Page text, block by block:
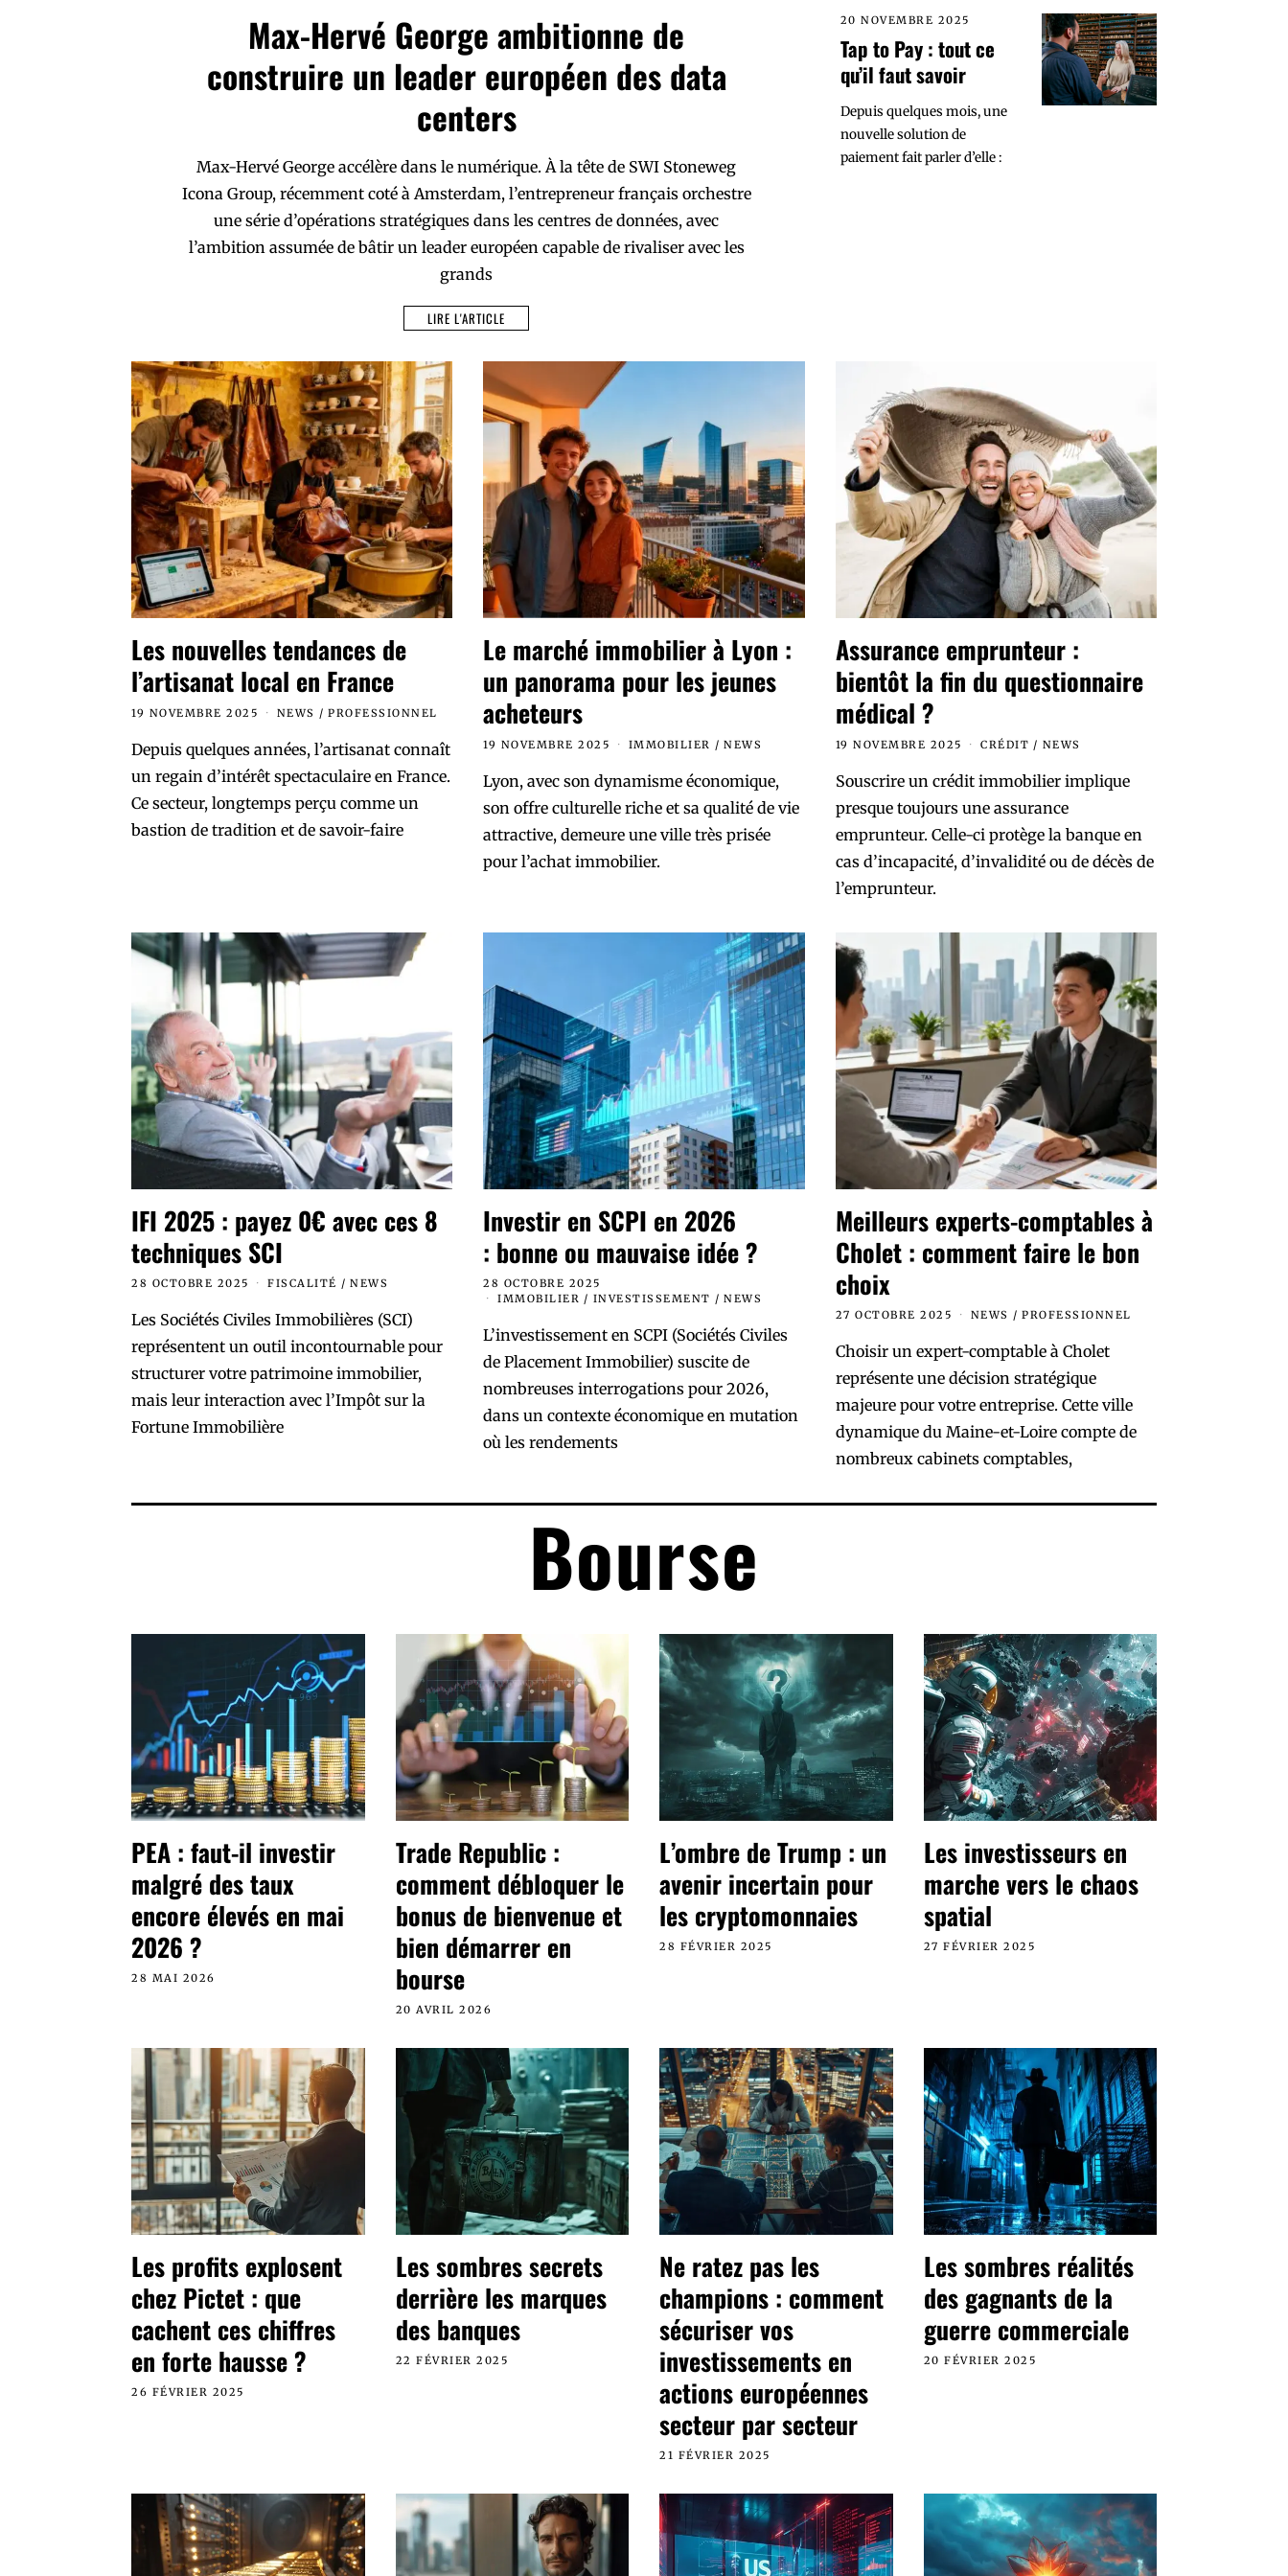
Max-Hervé George ambitionne de
construire un leader européen des data
centers
Max-Hervé George accélère dans le numérique. À la tête de SWI Stoneweg
Icona Group, récemment coté à Amsterdam, l’entrepreneur français orchestre
une série d’opérations stratégiques dans les centres de données, avec
l’ambition assumée de bâtir un leader européen capable de rivaliser avec les
grands
LIRE L'ARTICLE
20 NOVEMBRE 2025
Tap to Pay : tout ce
qu’il faut savoir
Depuis quelques mois, une
nouvelle solution de
paiement fait parler d’elle :
Les nouvelles tendances de
l’artisanat local en France
19 NOVEMBRE 2025 NEWS / PROFESSIONNEL
Depuis quelques années, l’artisanat connaît
un regain d’intérêt spectaculaire en France.
Ce secteur, longtemps perçu comme un
bastion de tradition et de savoir-faire
Le marché immobilier à Lyon :
un panorama pour les jeunes
acheteurs
19 NOVEMBRE 2025 IMMOBILIER / NEWS
Lyon, avec son dynamisme économique,
son offre culturelle riche et sa qualité de vie
attractive, demeure une ville très prisée
pour l’achat immobilier.
Assurance emprunteur :
bientôt la fin du questionnaire
médical ?
19 NOVEMBRE 2025 CRÉDIT / NEWS
Souscrire un crédit immobilier implique
presque toujours une assurance
emprunteur. Celle-ci protège la banque en
cas d’incapacité, d’invalidité ou de décès de
l’emprunteur.
IFI 2025 : payez 0€ avec ces 8
techniques SCI
28 OCTOBRE 2025 FISCALITÉ / NEWS
Les Sociétés Civiles Immobilières (SCI)
représentent un outil incontournable pour
structurer votre patrimoine immobilier,
mais leur interaction avec l’Impôt sur la
Fortune Immobilière
Investir en SCPI en 2026
: bonne ou mauvaise idée ?
28 OCTOBRE 2025
IMMOBILIER / INVESTISSEMENT / NEWS
L’investissement en SCPI (Sociétés Civiles
de Placement Immobilier) suscite de
nombreuses interrogations pour 2026,
dans un contexte économique en mutation
où les rendements
Meilleurs experts-comptables à
Cholet : comment faire le bon
choix
27 OCTOBRE 2025 NEWS / PROFESSIONNEL
Choisir un expert-comptable à Cholet
représente une décision stratégique
majeure pour votre entreprise. Cette ville
dynamique du Maine-et-Loire compte de
nombreux cabinets comptables,
Bourse
PEA : faut-il investir
malgré des taux
encore élevés en mai
2026 ?
28 MAI 2026
Trade Republic :
comment débloquer le
bonus de bienvenue et
bien démarrer en
bourse
20 AVRIL 2026
L’ombre de Trump : un
avenir incertain pour
les cryptomonnaies
28 FÉVRIER 2025
Les investisseurs en
marche vers le chaos
spatial
27 FÉVRIER 2025
Les profits explosent
chez Pictet : que
cachent ces chiffres
en forte hausse ?
26 FÉVRIER 2025
Les sombres secrets
derrière les marques
des banques
22 FÉVRIER 2025
Ne ratez pas les
champions : comment
sécuriser vos
investissements en
actions européennes
secteur par secteur
21 FÉVRIER 2025
Les sombres réalités
des gagnants de la
guerre commerciale
20 FÉVRIER 2025